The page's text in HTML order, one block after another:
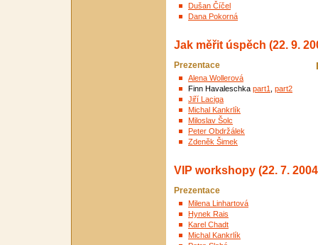
Dušan Číčel
Dana Pokorná
Jak měřit úspěch (22. 9.
Prezentace
Alena Wollerová
Finn Havaleschka part1
part2
Jiří Laciga
Michal Kankrlík
Miloslav Šolc
Peter Obdržálek
Zdeněk Šimek
VIP workshopy (22. 7.
Prezentace
Milena Linhartová
Hynek Rais
Karel Chadt
Michal Kankrlík